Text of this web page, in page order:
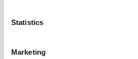
Statistics
Marketing
Telefonnummer